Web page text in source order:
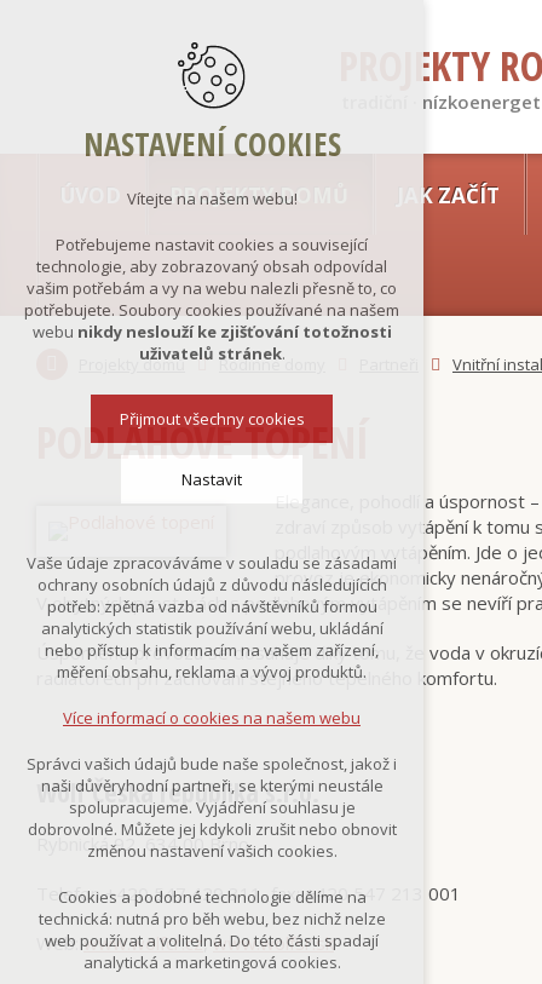
PROJEKTY
tradiční ·
PROJEKTY DOMŮ JAK ZAČÍT
Projekty domů Rodinné domy Vnitřní
PODLAHOVÉ TOPENÍ
Elegance, pohodlí a úspornost
zdraví způsob vytápění k
podlahovým vytápěním. Jde o
provoz je ekonomicky
V obytných prostorách s podlahovým vytápěním se nevíří
Úsporného provozu se dosahuje díky tomu, že voda v
radiátorech při zachování stejného tepelného komfortu.
Wolf Česká republika s.r.o.
Rybnická 92, 634 00 Brno
Telefon +420 547 429 311, fax: +420 547 213 001
Web:www.wolfcr.cz,www.wolfsr.sk
NASTAVENÍ COOKIES
Vítejte na našem webu!
Potřebujeme nastavit cookies a související
technologie, aby zobrazovaný obsah odpovídal
vašim potřebám a vy na webu nalezli přesně to, co
potřebujete. Soubory cookies používané na našem
webu nikdy neslouží ke zjišťování totožnosti
uživatelů stránek.
Přijmout všechny cookies
Nastavit
nutná pro provozování webu
udržení kontextu stránek (session):
případná přihlášení, volby jazyka, apod.
Volitelná cookies
analytická pro anonymizované
marketingová cookies
Více informací o cookies na našem webu
Odmítnout vše
Vaše údaje zpracováváme v souladu se zásadami
ochrany osobních údajů z důvodu následujících
potřeb: zpětná vazba od návštěvníků formou
analytických statistik používání webu, ukládání
nebo přístup k informacím na vašem zařízení,
měření obsahu, reklama a vývoj produktů.
Více informací o cookies na našem webu
Správci vašich údajů bude naše společnost, jakož i
naši důvěryhodní partneři, se kterými neustále
spolupracujeme. Vyjádření souhlasu je
dobrovolné. Můžete jej kdykoli zrušit nebo obnovit
změnou nastavení vašich cookies.
Cookies a podobné technologie dělíme na
technická: nutná pro běh webu, bez nichž nelze
web používat a volitelná. Do této části spadají
analytická a marketingová cookies.